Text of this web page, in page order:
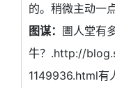
的。稍微主动一
图谋： 圕人堂有
牛？.http://
1149936.html有